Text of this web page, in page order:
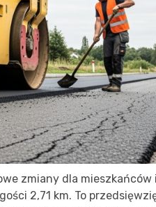
zmiany dla
2,71 km. To